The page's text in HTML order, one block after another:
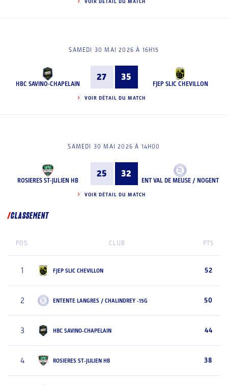
VOIR DÉTAIL DU MATCH
SAMEDI 30 MAI 2026 À 16H15
HBC SAVINO-CHAPELAIN
27 35
FJEP SLIC CHEVILLON
VOIR DÉTAIL DU MATCH
SAMEDI 30 MAI 2026 À 14H00
ROSIERES ST-JULIEN HB
25 32
ENT VAL DE MEUSE / NOGENT
VOIR DÉTAIL DU MATCH
CLASSEMENT
POS. CLUB PTS
1 FJEP SLIC CHEVILLON 52
2 ENTENTE LANGRES / CHALINDREY -15G 50
3 HBC SAVINO-CHAPELAIN 44
4 ROSIERES ST-JULIEN HB 38